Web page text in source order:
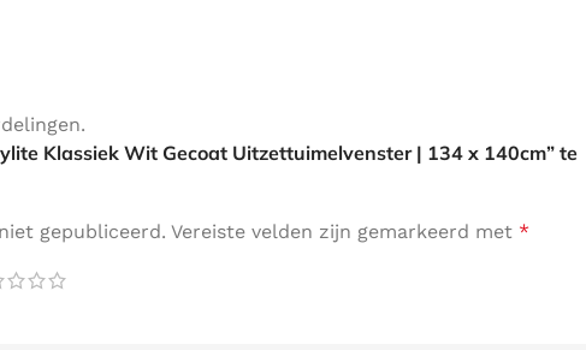
Klassiek Wit Gecoat Uitzettuimelvenster | 134 x 140cm” te
gepubliceerd. Vereiste velden zijn gemarkeerd met *